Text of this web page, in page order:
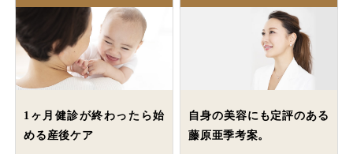
1ヶ月健診が終わったら始
める産後ケア
自身の美容にも定評のある
藤原亜季考案。